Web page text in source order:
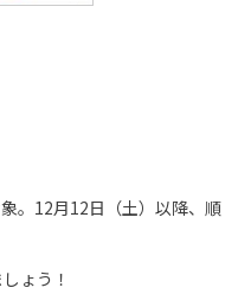
。12月12日（土）以降、順
ょう！